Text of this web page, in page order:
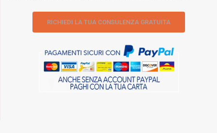
RICHIEDI LA TUA CONSULENZA GRATUITA